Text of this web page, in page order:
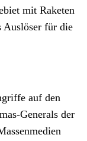
mit Raketen
Auslöser für die
auf den
Generals der